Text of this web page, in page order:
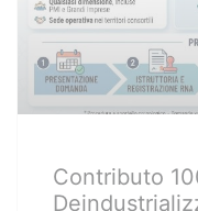
Contributo